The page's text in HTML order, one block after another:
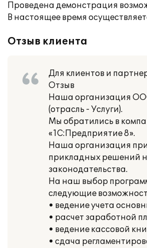
Проведена демонстрация
В настоящее время
Отзыв клиента
Для клиентов и
Отзыв
Наша организация
(отрасль - Услуги).
Мы обратились в
«1С:Предприятие 8».
Наша организация
прикладных решений
законодательства.
На наш выбор
следующие
• ведение учета
• расчет заработной
• ведение кассовой
• сдача